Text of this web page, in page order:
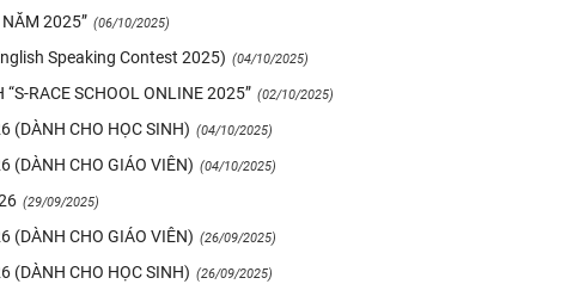
NĂM 2025” (06/10/2025)
Speaking Contest 2025) (04/10/2025)
RACE SCHOOL ONLINE 2025” (02/10/2025)
(DÀNH CHO HỌC SINH) (04/10/2025)
(DÀNH CHO GIÁO VIÊN) (04/10/2025)
(29/09/2025)
(DÀNH CHO GIÁO VIÊN) (26/09/2025)
(DÀNH CHO HỌC SINH) (26/09/2025)